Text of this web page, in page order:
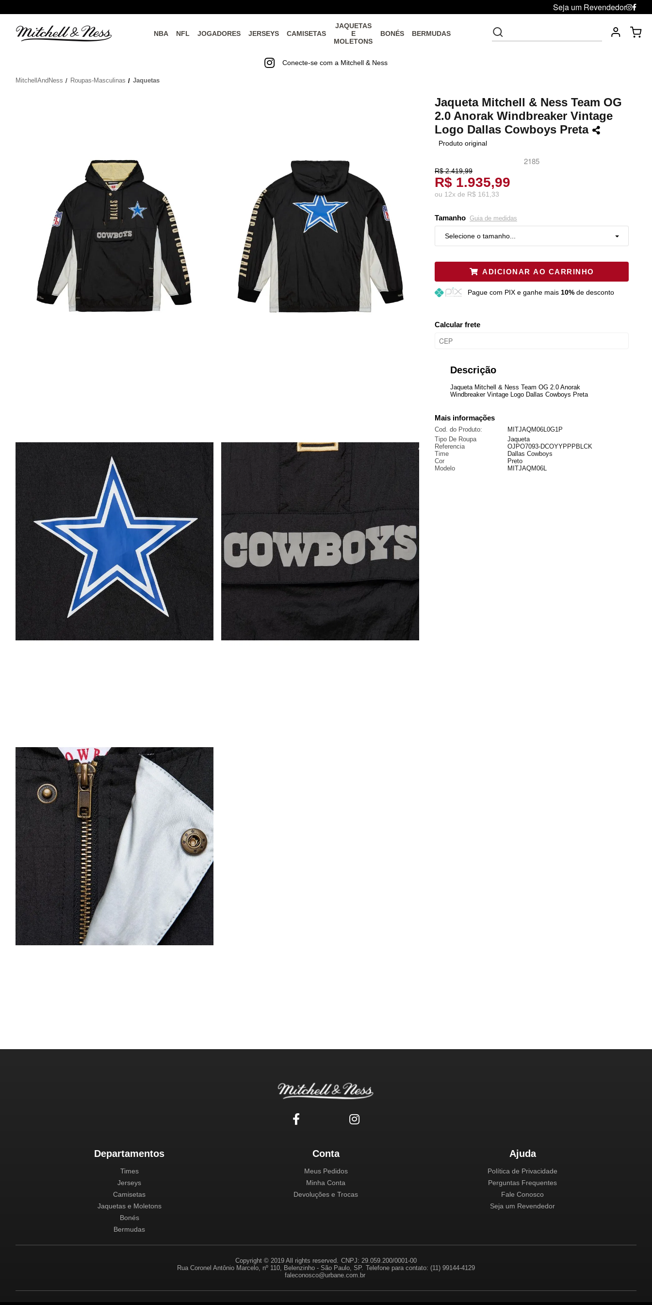
Seja um Revendedor
NBA NFL JOGADORES JERSEYS CAMISETAS
JAQUETAS
E
MOLETONS
BONÉS BERMUDAS
Conecte-se com a Mitchell & Ness
MitchellAndNess Roupas-Masculinas Jaquetas
Jaqueta Mitchell & Ness Team OG
2.0 Anorak Windbreaker Vintage
Logo Dallas Cowboys Preta
Produto original
2185
R$ 2.419,99
R$ 1.935,99
ou 12x de R$ 161,33
Tamanho Guia de medidas
Selecione o tamanho...
Resta 1 item
G Resta 1 item
Plus M
Plus G Esgotado
ADICIONAR AO CARRINHO
Pague com PIX e ganhe mais 10%de desconto
Calcular frete
Descrição
Jaqueta Mitchell & Ness Team OG 2.0 Anorak
Windbreaker Vintage Logo Dallas Cowboys Preta
Mais informações
Cod. do Produto:
MITJAQM06L0G1P
Tipo De Roupa
Jaqueta
Referencia
OJPO7093-DCOYYPPPBLCK
Time
Dallas Cowboys
Cor
Preto
Modelo
MITJAQM06L
Departamentos
Times
Jerseys
Camisetas
Jaquetas e Moletons
Bonés
Bermudas
Conta
Meus Pedidos
Minha Conta
Devoluções e Trocas
Ajuda
Política de Privacidade
Perguntas Frequentes
Fale Conosco
Seja um Revendedor
Copyright © 2019 All rights reserved. CNPJ: 29.059.200/0001-00
Rua Coronel Antônio Marcelo, nº 110, Belenzinho - São Paulo, SP. Telefone para contato: (11) 99144-4129
faleconosco@urbane.com.br